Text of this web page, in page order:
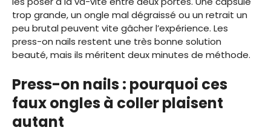
trop grande, un ongle mal dégraissé ou un retrait un
peu brutal peuvent vite gâcher l’expérience. Les
press-on nails restent une très bonne solution
beauté, mais ils méritent deux minutes de méthode.
Press-on nails : pourquoi ces
faux ongles à coller plaisent
autant